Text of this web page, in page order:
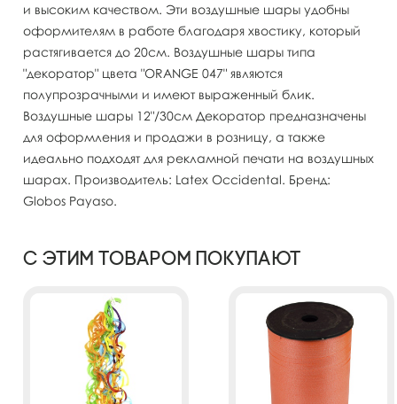
и высоким качеством. Эти воздушные шары удобны
оформителям в работе благодаря хвостику, который
растягивается до 20см. Воздушные шары типа
"декоратор" цвета "ORANGE 047" являются
полупрозрачными и имеют выраженный блик.
Воздушные шары 12"/30см Декоратор предназначены
для оформления и продажи в розницу, а также
идеально подходят для рекламной печати на воздушных
шарах. Производитель: Latex Occidental. Бренд:
Globos Payaso.
С этим товаром покупают